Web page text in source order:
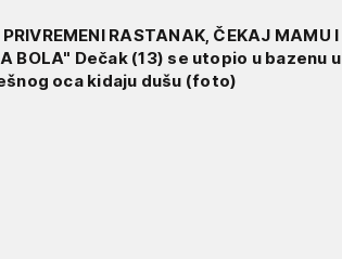
RASTANAK, ČEKAJ MAMU I
BOLA" Dečak (13) se utopio u bazenu u
oca kidaju dušu (foto)